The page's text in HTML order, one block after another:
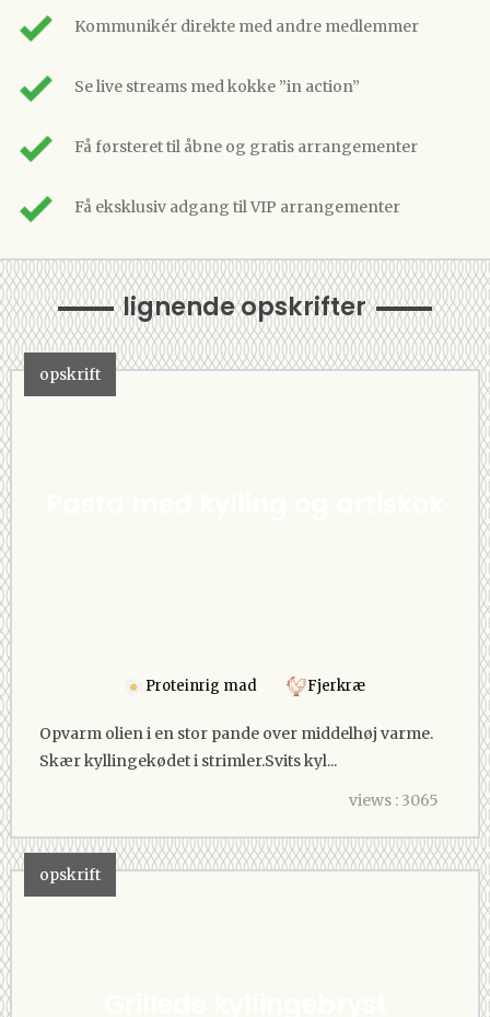
Kommunikér direkte med andre medlemmer
Se live streams med kokke ”in action”
Få førsteret til åbne og gratis arrangementer
Få eksklusiv adgang til VIP arrangementer
lignende opskrifter
opskrift
Proteinrig mad Fjerkræ
Opvarm olien i en stor pande over middelhøj varme.
Skær kyllingekødet i strimler.Svits kyl...
views : 3065
opskrift